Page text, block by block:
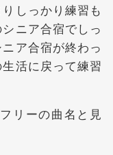
しっかり練習も
ニア合宿でしっ
ア合宿が終わっ
活に戻って練習
リーの曲名と見